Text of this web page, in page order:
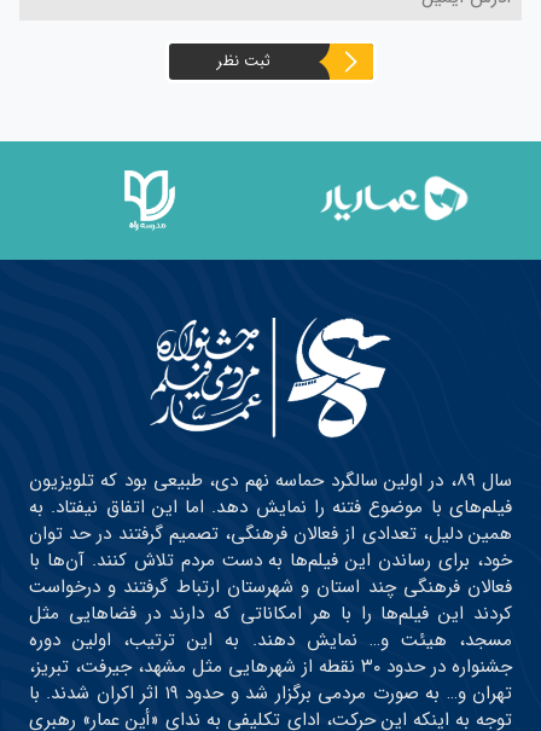
ثبت نظر
سال ۸۹، در اولین سالگرد حماسه نهم دی، طبیعی بود که تلویزیون
فیلم‌های با موضوع فتنه را نمایش دهد. اما این اتفاق نیفتاد. به
همین دلیل، تعدادی از فعالان فرهنگی، تصمیم گرفتند در حد توان
خود، برای رساندن این فیلم‌ها به دست مردم تلاش کنند. آن‌ها با
فعالان فرهنگی چند استان و شهرستان ارتباط گرفتند و درخواست
کردند این فیلم‌ها را با هر امکاناتی که دارند در فضاهایی مثل
مسجد، هیئت و… نمایش دهند. به این ترتیب، اولین دوره
جشنواره در حدود ۳۰ نقطه از شهرهایی مثل مشهد، جیرفت، تبریز،
تهران و… به صورت مردمی برگزار شد و حدود ۱۹ اثر اکران شدند. با
توجه به اینکه این حرکت، ادای تکلیفی به ندای «أین عمار» رهبری